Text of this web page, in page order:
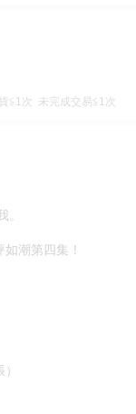
≦1次 未完成交易≦1次
。
潮第四集！